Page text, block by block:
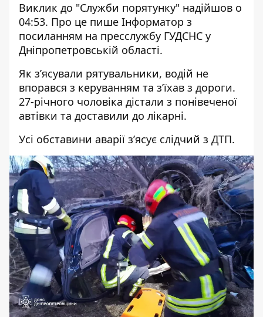
Виклик до "Служби порятунку" надійшов о
04:53. Про це пише Інформатор з
посиланням на пресслужбу ГУДСНС у
Дніпропетровській області.
Як з’ясували рятувальники, водій не
впорався з керуванням та з’їхав з дороги.
27-річного чоловіка дістали з понівеченої
автівки та доставили до лікарні.
Усі обставини аварії з’ясує слідчий з ДТП.